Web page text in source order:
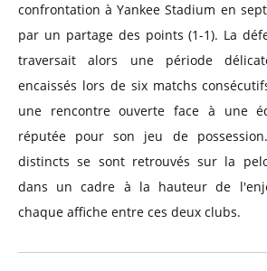
confrontation à Yankee Stadium en
par un partage des points (1-1). La
traversait alors une période
encaissés lors de six matchs
une rencontre ouverte face à une
réputée pour son jeu de
distincts se sont retrouvés sur la
dans un cadre à la hauteur de
chaque affiche entre ces deux clubs.